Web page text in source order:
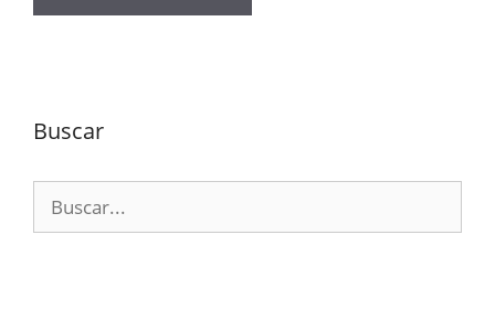
Buscar